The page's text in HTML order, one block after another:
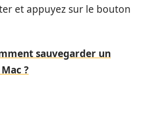
et appuyez sur le bouton
sauvegarder un
?